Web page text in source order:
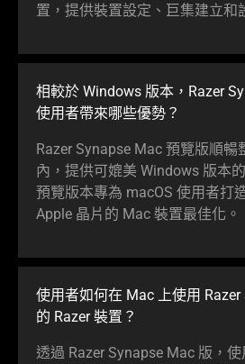
置，提供裝置設定、巨集建立和
相較於 Windows 版本，Razer
使用者帶來哪些優勢 ？
Razer Synapse Mac 預覽版順暢
內，提供可媲美 Windows 版本
預覽版本專為 macOS 使用者打
Apple 晶片的 Mac 裝置最佳化 。
使用者如何在 Mac 上使用 Razer
的 Razer裝置 ？
透過 Razer Synapse Mac 版，